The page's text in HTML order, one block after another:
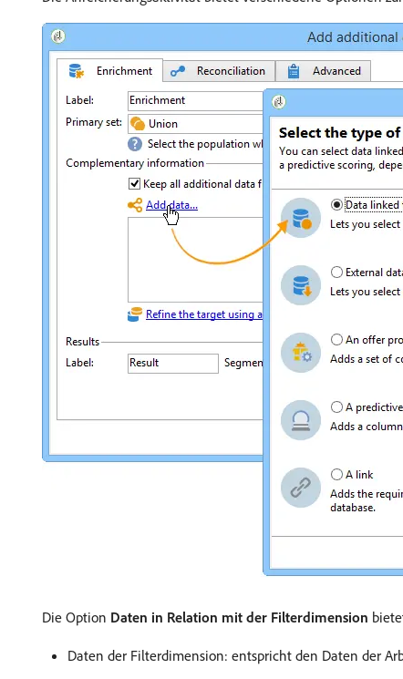
Die Option Daten in Relation mit der Filterdimension
Daten der Filterdimension: entspricht den Daten der